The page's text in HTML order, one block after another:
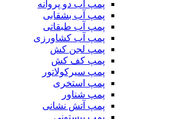
پمپ آب دو پروانه
پمپ آب بشقابی
پمپ آب طبقاتی
پمپ آب کشاورزی
پمپ لجن کش
پمپ کف کش
پمپ سیرکولاتور
پمپ استخری
پمپ شناور
پمپ آتش نشانی